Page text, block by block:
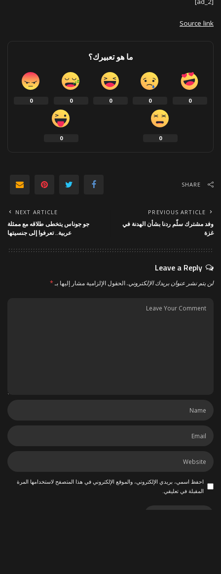
Source link
ما هو تعبيرك؟
0
0
0
0
0
0
0
SHARE
PREVIOUS ARTICLE
وفد مشترك سلّم ردنا بشأن الهدنة في
غزة
NEXT ARTICLE
جو جوناس يتخطى طلاقه مع ممثلة
عربية.. تعرفوا إلى جنسيتها
Leave a Reply
لن يتم نشر عنوان بريدك الإلكتروني.الحقول الإلزامية مشار إليها بـ*
احفظ اسمي، بريدي الإلكتروني، والموقع الإلكتروني في هذا المتصفح لاستخدامها المرة
المقبلة في تعليقي.